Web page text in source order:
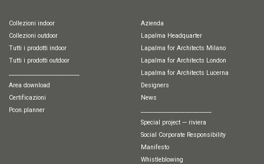
Collezioni indoor
Collezioni outdoor
Tutti i prodotti indoor
Tutti i prodotti outdoor
Area download
Certificazioni
pcon.planner
Azienda
Lapalma Headquarter
Lapalma for Architects Milano
Lapalma for Architects London
Lapalma for Architects Lucerna
Designers
News
special project — riviera
Social Corporate Responsibility
Manifesto
whistleblowing